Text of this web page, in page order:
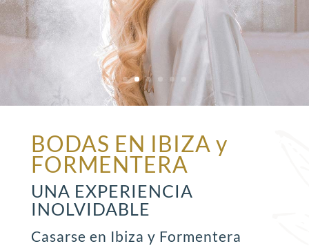
BODAS EN IBIZA y
FORMENTERA
UNA EXPERIENCIA
INOLVIDABLE
Casarse en Ibiza y Formentera